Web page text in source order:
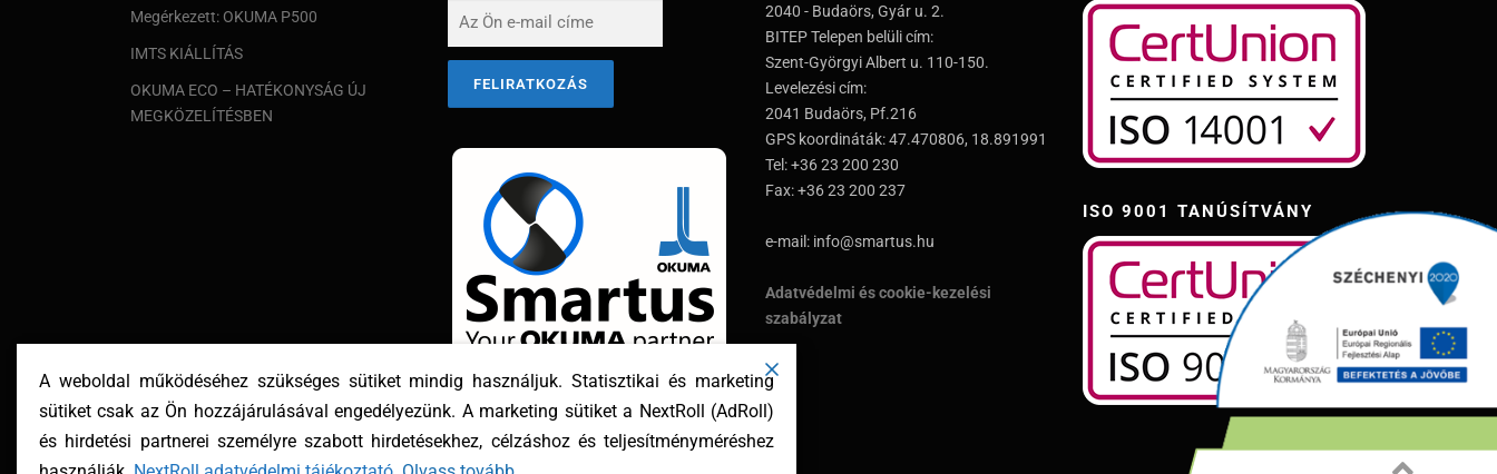
Megérkezett: OKUMA P500
IMTS KIÁLLÍTÁS
OKUMA ECO – HATÉKONYSÁG ÚJ
MEGKÖZELÍTÉSBEN
2040 - Budaörs, Gyár u. 2.
BITEP Telepen belüli cím:
Szent-Györgyi Albert u. 110-150.
Levelezési cím:
2041 Budaörs, Pf.216
GPS koordináták: 47.470806, 18.891991
Tel: +36 23 200 230
Fax: +36 23 200 237
e-mail: info@smartus.hu
Adatvédelmi és cookie-kezelési
szabályzat
ISO 9001 TANÚSÍTVÁNY
A weboldal működéséhez szükséges sütiket mindig használjuk. Statisztikai és marketing
sütiket csak az Ön hozzájárulásával engedélyezünk. A marketing sütiket a NextRoll (AdRoll)
és hirdetési partnerei személyre szabott hirdetésekhez, célzáshoz és teljesítményméréshez